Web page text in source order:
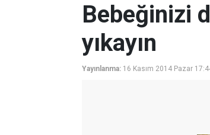
Bebeğinizi
yıkayın
Yayınlanma: 16 Kasım 2014 Pazar